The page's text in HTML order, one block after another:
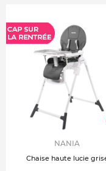
NANIA
Chaise haute lucie